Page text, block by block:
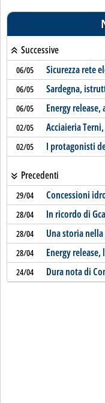
Successive
06/05 Sicurezza rete
06/05 Sardegna,
06/05 Energy
02/05 Acciaieria
02/05 I protagonisti
Precedenti
29/04 Concessioni
28/04 In ricordo di Gca
28/04 Una storia
28/04 Energy
24/04 Dura nota di